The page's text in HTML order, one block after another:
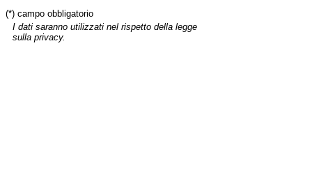
(*) campo obbligatorio
I dati saranno utilizzati nel rispetto della legge
sulla privacy.